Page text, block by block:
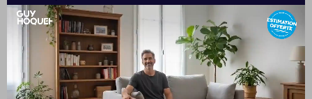
L'ensemble des éléments contenus sur le site www.guy-hoquet.com ne
sont pas contractuels : les informations présentées font l'objet d'un
traitement automatisé en provenance de nos partenaires promoteurs et
sont susceptibles de comporter des erreurs. Les résidences et les
logements présentés sur www.guy-hoquet.com ne valent que pour
énumération et leur disponibilité n'est pas garantie. Les particularités
des logements présentés sont susceptibles d'être modifiées à tout